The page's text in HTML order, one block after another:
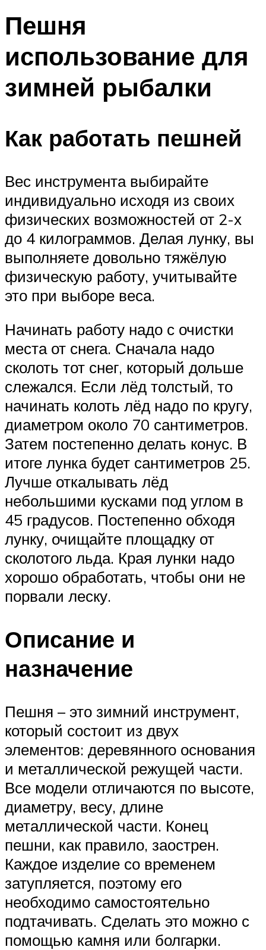
Пешня
использование для
зимней рыбалки
Как работать пешней
Вес инструмента выбирайте
индивидуально исходя из своих
физических возможностей от 2-х
до 4 килограммов. Делая лунку, вы
выполняете довольно тяжёлую
физическую работу, учитывайте
это при выборе веса.
Начинать работу надо с очистки
места от снега. Сначала надо
сколоть тот снег, который дольше
слежался. Если лёд толстый, то
начинать колоть лёд надо по кругу,
диаметром около 70 сантиметров.
Затем постепенно делать конус. В
итоге лунка будет сантиметров 25.
Лучше откалывать лёд
небольшими кусками под углом в
45 градусов. Постепенно обходя
лунку, очищайте площадку от
сколотого льда. Края лунки надо
хорошо обработать, чтобы они не
порвали леску.
Описание и
назначение
Пешня – это зимний инструмент,
который состоит из двух
элементов: деревянного основания
и металлической режущей части.
Все модели отличаются по высоте,
диаметру, весу, длине
металлической части. Конец
пешни, как правило, заострен.
Каждое изделие со временем
затупляется, поэтому его
необходимо самостоятельно
подтачивать. Сделать это можно с
помощью камня или болгарки.